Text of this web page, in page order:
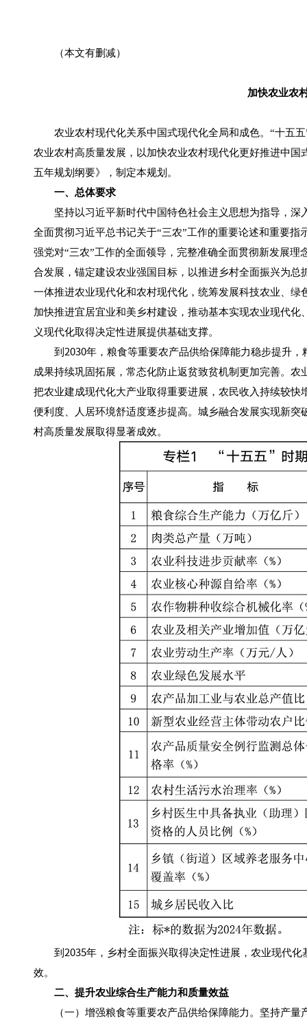
（本文有删减）
加快农业农
农业农村现代化关系中国式现代化全局和成色。“十五五
农业农村高质量发展，以加快农业农村现代化更好推进中
五年规划纲要》，制定本规划。
一、总体要求
坚持以习近平新时代中国特色社会主义思想为指导，深
全面贯彻习近平总书记关于“三农”工作的重要论述和重要
强党对“三农”工作的全面领导，完整准确全面贯彻新发展
合发展，锚定建设农业强国目标，以推进乡村全面振兴为
一体推进农业现代化和农村现代化，统筹发展科技农业、
加快推进宜居宜业和美乡村建设，推动基本实现农业现代
义现代化取得决定性进展提供基础支撑。
到2030年，粮食等重要农产品供给保障能力稳步提升，
成果持续巩固拓展，常态化防止返贫致贫机制更加完善。
把农业建成现代化大产业取得重要进展，农民收入持续较
便利度、人居环境舒适度逐步提高。城乡融合发展实现新
村高质量发展取得显著成效。
到2035年，乡村全面振兴取得决定性进展，农业现代化
效。
二、提升农业综合生产能力和质量效益
（一）增强粮食等重要农产品供给保障能力。坚持产量